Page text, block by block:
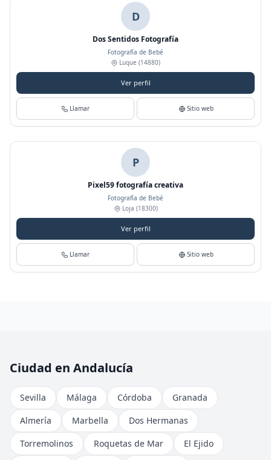
D
Dos Sentidos Fotografía
Fotografía de Bebé
Luque (14880)
Ver perfil
Llamar Sitio web
P
Pixel59 fotografía creativa
Fotografía de Bebé
Loja (18300)
Ver perfil
Llamar Sitio web
Ciudad en Andalucía
Sevilla Málaga Córdoba
Granada
Almería
Marbella
Dos Hermanas
Torremolinos
Roquetas de Mar
El Ejido